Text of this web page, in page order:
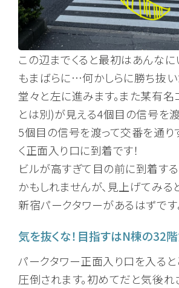
この辺までくると最初はあんな
もまばらに…何かしらに勝ち抜い
堂々と左に進みます。また某有名
とは別)が見える4個目の信号を
5個目の信号を渡って交番を通り
く正面入り口に到着です！
ビルが高すぎて目の前に到着す
かもしれませんが、見上げてみる
新宿パークタワーがあるはずです
気を抜くな！目指すはN棟の32
パークタワー正面入り口を入ると
圧倒されます。初めてだと気後れ